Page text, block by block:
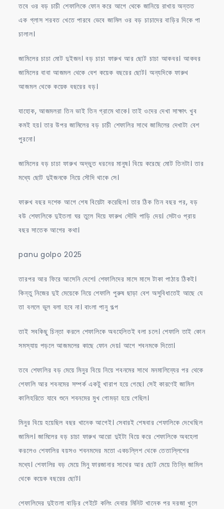
তবে ওর বড় চাচী শেফালিকে ফোন করে আগে থেকে জানিয়ে রাখায় অন্তত
এক গ্লাস শরবত খেতে পারবে ভেবে জামিল ওর বড় চাচাদের বাড়ির দিকে পা
চালাল।​
জামিলের চাচা মোট দুইজন। বড় চাচা ফারুখ আর ছোট চাচা আকবর। আকবর
জামিলের বাবা আজমল থেকে বেশ কয়েক বছরের ছোট। অন্যদিকে ফারুখ
আজমল থেকে কয়েক বছরের বড়।
যাহোক, আজমলরা তিন ভাই তিন গ্রামে থাকে। তাই ওদের দেখা সাক্ষাৎ খুব
কমই হয়। তার উপর জামিলের বড় চাচী শেফালির সাথে জামিলের দেখাটা বেশ
পুরনো।
জামিলের বড় চাচা ফারুখ অদ্ভুত ধরনের মানুষ। বিয়ে করেছে মোট তিনটা। তার
মধ্যে ছোট দুইজনকে নিয়ে সৌদি থাকে সে।
ফারুখ বছর দশেক আগে শেষ বিয়েটা করেছিল। তার ঠিক তিন বছর পর, বড়
বউ শেফালিকে দুইতলা ঘর তুলে দিয়ে ফারুখ সৌদি পাড়ি দেয়। সেটাও প্রায়
বছর সাতেক আগের কথা।
panu golpo 2025
তারপর আর ফিরে আসেনি দেশে। শেফালিদের মাসে মাসে টাকা পাঠায় ঠিকই।
কিন্তু নিজের দুই মেয়েকে নিয়ে শেফালি পুরুষ ছাড়া বেশ অসুবিধাতেই আছে যে
তা বললে ভুল বলা হবে না। বাংলা পানু গল্প
তাই সবকিছু চিন্তা করলে শেফালিকে অবহেলিতই বলা চলে। শেফালি তাই কোন
সমস্যায় পড়লে আজমলের কাছে ফোন দেয়। আগে শবনমকে দিতো।
তবে শেফালির বড় মেয়ে মিনুর বিয়ে নিয়ে শবনমের সাথে মনমালিন্যের পর থেকে
শেফালি আর শবনমের সম্পর্ক একটু খারাপ হয়ে গেছে। সেই কারণেই জামিল
কালিহরিতে যাবে শুনে শবনমের মুখ গোমড়া হয়ে গেছিল।
মিনুর বিয়ে হয়েছিল বছর খানেক আগেই। সেবারই শেষবার শেফালিকে দেখেছিল
জামিল। জামিলের বড় চাচা ফারুখ আরো দুইটা বিয়ে করে শেফালিকে অবহেলা
করলেও শেফালির বয়সও শবনমদের মতো একচল্লিশ থেকে তেতাল্লিশের
মধ্যে। শেফালির বড় মেয়ে মিনু ফারজানার সাথের আর ছোট মেয়ে তিন্নি জামিল
থেকে কয়েক বছরের ছোট।
শেফালিদের দুইতলা বাড়ির গেইটে কলিং দেবার মিনিট খানেক পর দরজা খুলে